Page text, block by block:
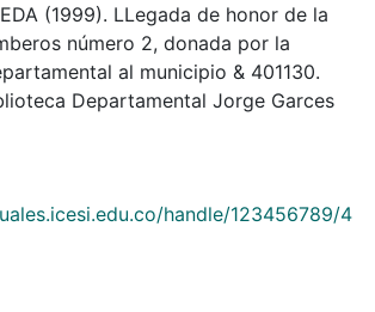
(1999). LLegada de honor de la
número 2, donada por la
al municipio & 401130.
Departamental Jorge Garces
handle/123456789/4